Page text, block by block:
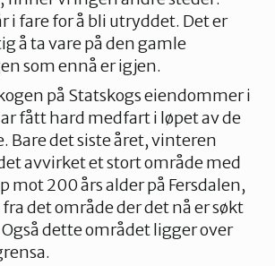
i fare for å bli utryddet. Det er
å ta vare på den gamle
som ennå er igjen.
på Statskogs eiendommer i
fått hard medfart i løpet av de
Bare det siste året, vinteren
avvirket et stort område med
mot 200 års alder på Fersdalen,
det område der det nå er søkt
dette området ligger over